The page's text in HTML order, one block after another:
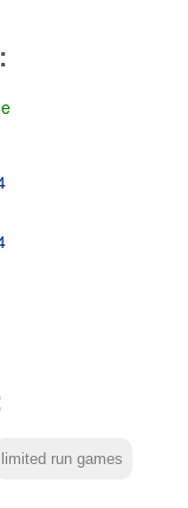
limited run games